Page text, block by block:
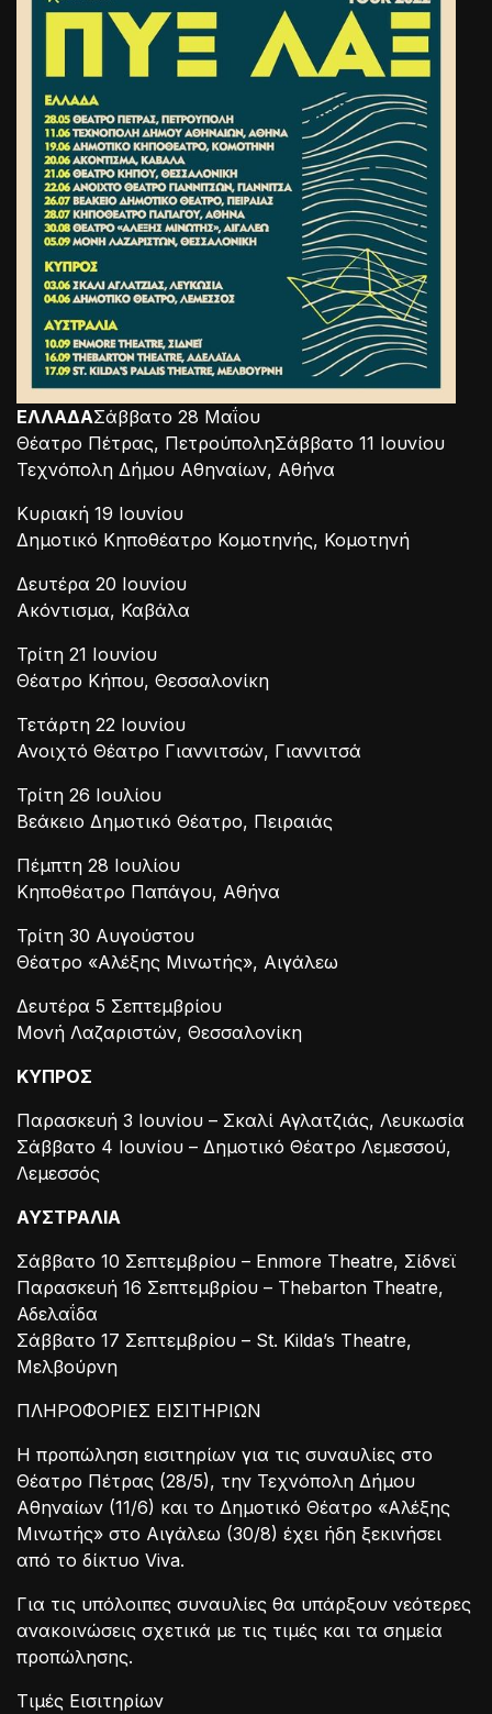
ΕΛΛΑΔΑΣάββατο 28 Μαΐου
Θέατρο Πέτρας, ΠετρούποληΣάββατο 11 Ιουνίου
Τεχνόπολη Δήμου Αθηναίων, Αθήνα
Κυριακή 19 Ιουνίου
Δημοτικό Κηποθέατρο Κομοτηνής, Κομοτηνή
Δευτέρα 20 Ιουνίου
Ακόντισμα, Καβάλα
Τρίτη 21 Ιουνίου
Θέατρο Κήπου, Θεσσαλονίκη
Τετάρτη 22 Ιουνίου
Ανοιχτό Θέατρο Γιαννιτσών, Γιαννιτσά
Τρίτη 26 Ιουλίου
Βεάκειο Δημοτικό Θέατρο, Πειραιάς
Πέμπτη 28 Ιουλίου
Κηποθέατρο Παπάγου, Αθήνα
Τρίτη 30 Αυγούστου
Θέατρο «Αλέξης Μινωτής», Αιγάλεω
Δευτέρα 5 Σεπτεμβρίου
Μονή Λαζαριστών, Θεσσαλονίκη
ΚΥΠΡΟΣ
Παρασκευή 3 Ιουνίου – Σκαλί Αγλατζιάς, Λευκωσία
Σάββατο 4 Ιουνίου – Δημοτικό Θέατρο Λεμεσσού,
Λεμεσσός
ΑΥΣΤΡΑΛΙΑ
Σάββατο 10 Σεπτεμβρίου – Enmore Theatre, Σίδνεϊ
Παρασκευή 16 Σεπτεμβρίου – Thebarton Theatre,
Αδελαΐδα
Σάββατο 17 Σεπτεμβρίου – St. Kilda’s Theatre,
Μελβούρνη
ΠΛΗΡΟΦΟΡΙΕΣ ΕΙΣΙΤΗΡΙΩΝ
Η προπώληση εισιτηρίων για τις συναυλίες στο
Θέατρο Πέτρας (28/5), την Τεχνόπολη Δήμου
Αθηναίων (11/6) και το Δημοτικό Θέατρο «Αλέξης
Μινωτής» στο Αιγάλεω (30/8) έχει ήδη ξεκινήσει
από το δίκτυο Viva.
Για τις υπόλοιπες συναυλίες θα υπάρξουν νεότερες
ανακοινώσεις σχετικά με τις τιμές και τα σημεία
προπώλησης.
Τιμές Εισιτηρίων